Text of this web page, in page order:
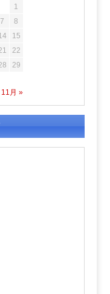
11月 »
1
7
8
15
22
29